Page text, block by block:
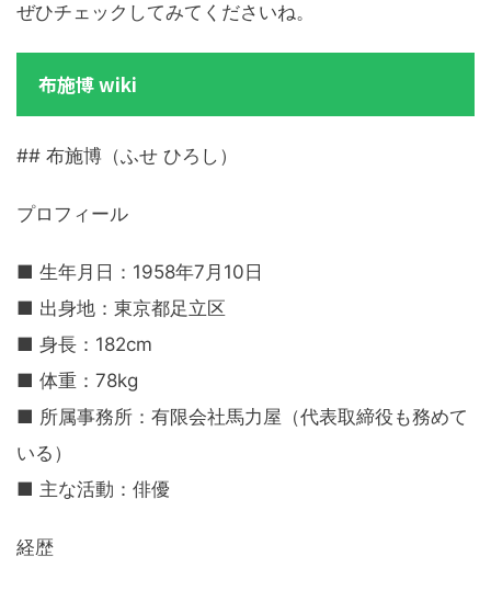
ぜひチェックしてみてくださいね。
布施博 wiki
## 布施博（ふせ ひろし）
プロフィール
■ 生年月日：1958年7月10日
■ 出身地：東京都足立区
■ 身長：182cm
■ 体重：78kg
■ 所属事務所：有限会社馬力屋（代表取締役も務めて
いる）
■ 主な活動：俳優
経歴